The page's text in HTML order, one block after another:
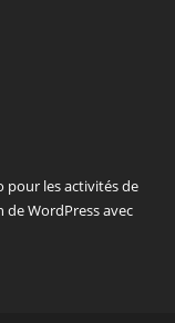
pour les activités de
de WordPress avec